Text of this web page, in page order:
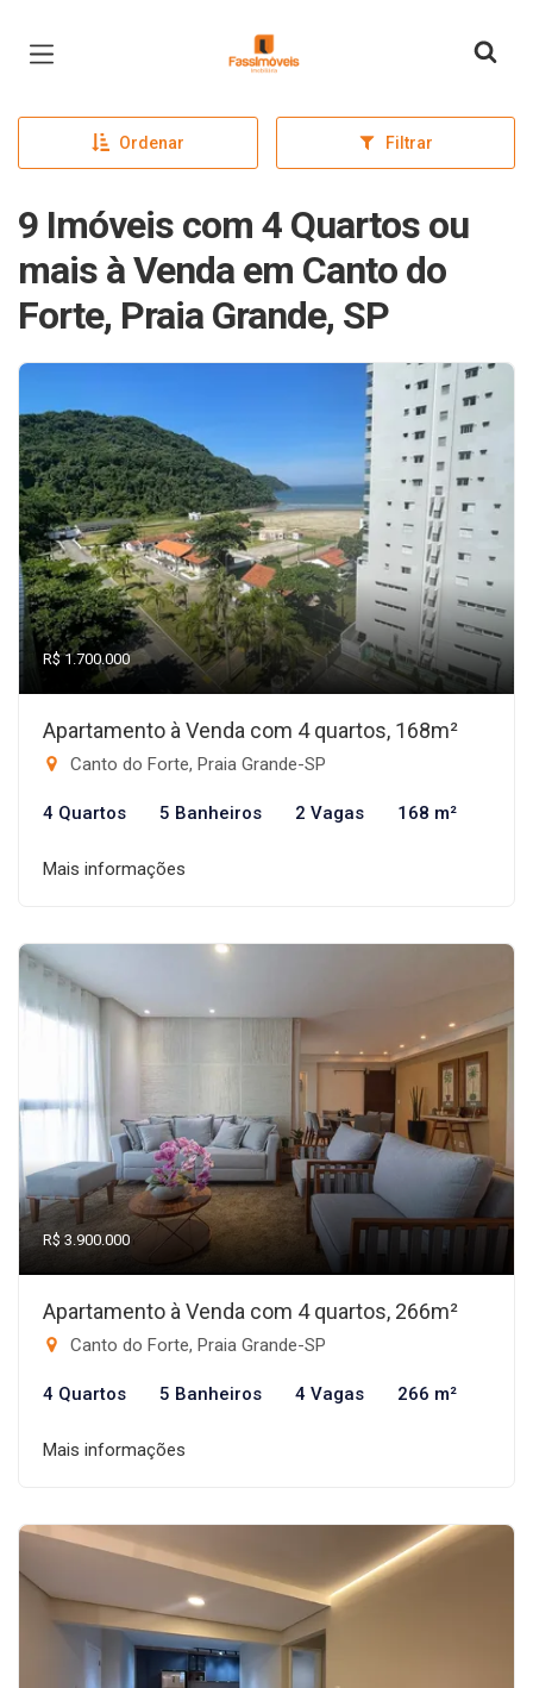
Página inicial
Ordenar Filtrar
9 Imóveis com 4 Quartos ou
mais à Venda em Canto do
Forte, Praia Grande, SP
R$ 1.700.000
Apartamento à Venda com 4 quartos, 168m²
Canto do Forte, Praia Grande-SP
4 Quartos 5 Banheiros 2 Vagas 168 m²
Mais informações
R$ 3.900.000
Apartamento à Venda com 4 quartos, 266m²
Canto do Forte, Praia Grande-SP
4 Quartos 5 Banheiros 4 Vagas 266 m²
Mais informações